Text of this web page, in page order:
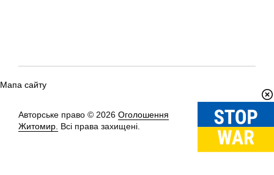
Мапа сайту
Авторське право © 2026 Оголошення
Житомир. Всі права захищені.
Вгору↑